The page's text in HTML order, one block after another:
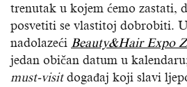
trenutak u kojem ćemo zastati,
posvetiti se vlastitoj dobrobiti.
nadolazeći Beauty&Hair Expo
jedan običan datum u
must-visitdogađaj koji slavi